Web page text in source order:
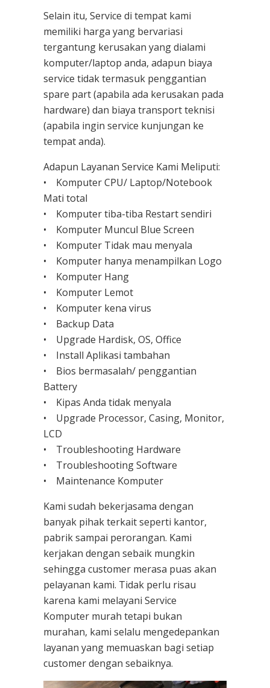
Selain itu, Service di tempat kami
memiliki harga yang bervariasi
tergantung kerusakan yang dialami
komputer/laptop anda, adapun biaya
service tidak termasuk penggantian
spare part (apabila ada kerusakan pada
hardware) dan biaya transport teknisi
(apabila ingin service kunjungan ke
tempat anda).
Adapun Layanan Service Kami Meliputi:
• Komputer CPU/ Laptop/Notebook
Mati total
• Komputer tiba-tiba Restart sendiri
• Komputer Muncul Blue Screen
• Komputer Tidak mau menyala
• Komputer hanya menampilkan Logo
• Komputer Hang
• Komputer Lemot
• Komputer kena virus
• Backup Data
• Upgrade Hardisk, OS, Office
• Install Aplikasi tambahan
• Bios bermasalah/ penggantian
Battery
• Kipas Anda tidak menyala
• Upgrade Processor, Casing, Monitor,
LCD
• Troubleshooting Hardware
• Troubleshooting Software
• Maintenance Komputer
Kami sudah bekerjasama dengan
banyak pihak terkait seperti kantor,
pabrik sampai perorangan. Kami
kerjakan dengan sebaik mungkin
sehingga customer merasa puas akan
pelayanan kami. Tidak perlu risau
karena kami melayani Service
Komputer murah tetapi bukan
murahan, kami selalu mengedepankan
layanan yang memuaskan bagi setiap
customer dengan sebaiknya.